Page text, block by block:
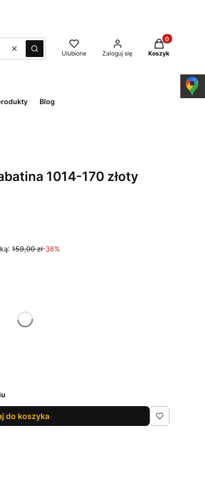
WyczyśćSzukaj Ulubione Zaloguj się
Produkty w
Koszyk
Blog
1014-170 złoty
159,00 zł-38%
do koszyka